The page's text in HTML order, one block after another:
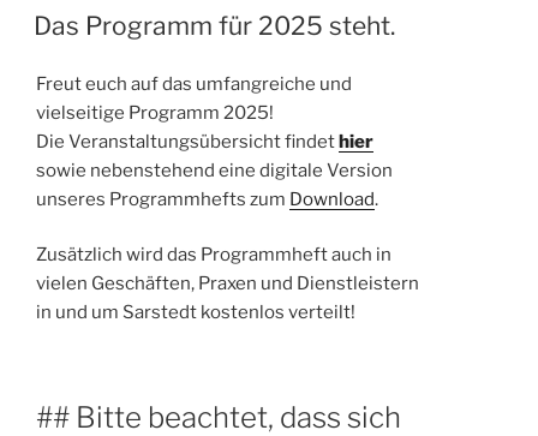
Das Programm für 2025 steht.
Freut euch auf das umfangreiche und
vielseitige Programm 2025!
Die Veranstaltungsübersicht findethier
sowie nebenstehend eine digitale Version
unseres Programmhefts zum Download.
Zusätzlich wird das Programmheft auch in
vielen Geschäften, Praxen und Dienstleistern
in und um Sarstedt kostenlos verteilt!
## Bitte beachtet, dass sich